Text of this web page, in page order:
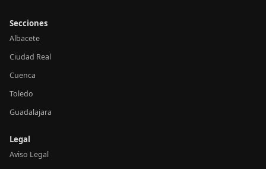
Secciones
Albacete
Ciudad Real
Cuenca
Toledo
Guadalajara
Legal
Aviso Legal